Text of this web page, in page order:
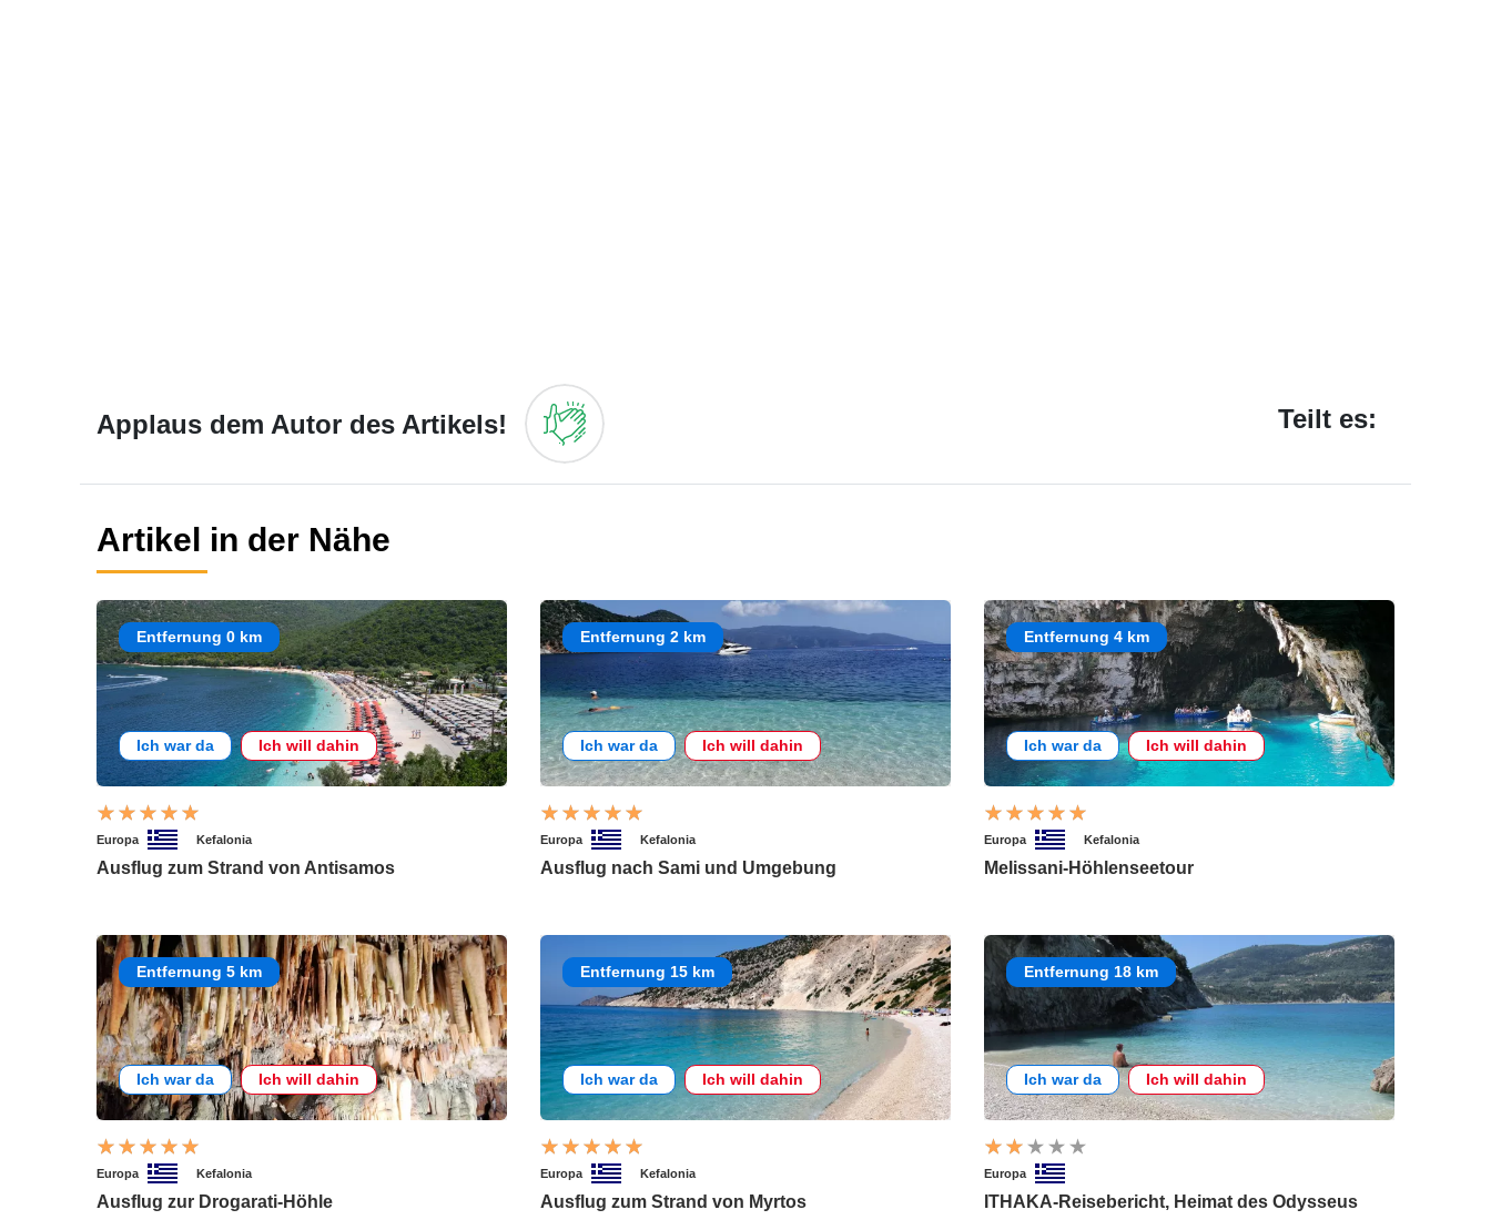
Applaus dem Autor des Artikels! Teilt es:
Artikel in der Nähe
Entfernung 0 km
Ich war da Ich will dahin
Europa Kefalonia
Ausflug zum Strand von Antisamos
Entfernung 2 km
Ich war da Ich will dahin
Europa Kefalonia
Ausflug nach Sami und Umgebung
Entfernung 4 km
Ich war da Ich will dahin
Europa Kefalonia
Melissani-Höhlenseetour
Entfernung 5 km
Ich war da Ich will dahin
Europa Kefalonia
Ausflug zur Drogarati-Höhle
Entfernung 15 km
Ich war da Ich will dahin
Europa Kefalonia
Ausflug zum Strand von Myrtos
Entfernung 18 km
Ich war da Ich will dahin
Europa
ITHAKA-Reisebericht, Heimat des Odysseus